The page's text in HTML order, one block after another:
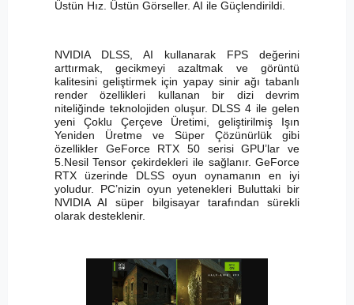
Üstün Hız. Üstün Görseller. AI ile Güçlendirildi.
NVIDIA DLSS, AI kullanarak FPS değerini
arttırmak, gecikmeyi azaltmak ve görüntü
kalitesini geliştirmek için yapay sinir ağı tabanlı
render özellikleri kullanan bir dizi devrim
niteliğinde teknolojiden oluşur. DLSS 4 ile gelen
yeni Çoklu Çerçeve Üretimi, geliştirilmiş Işın
Yeniden Üretme ve Süper Çözünürlük gibi
özellikler GeForce RTX 50 serisi GPU’lar ve
5.Nesil Tensor çekirdekleri ile sağlanır. GeForce
RTX üzerinde DLSS oyun oynamanın en iyi
yoludur. PC’nizin oyun yetenekleri Buluttaki bir
NVIDIA AI süper bilgisayar tarafından sürekli
olarak desteklenir.